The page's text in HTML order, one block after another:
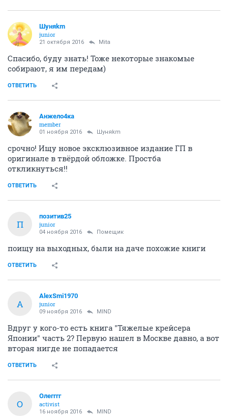
Шуняkm
junior
21 октября 2016 Mita
Спасибо, буду знать! Тоже некоторые знакомые
собирают, я им передам)
ОТВЕТИТЬ
Анжело4ка
member
01 ноября 2016 Шуняkm
срочно! Ищу новое эксклюзивное издание ГП в
оригинале в твёрдой обложке. Простба
откликнуться!!
ОТВЕТИТЬ
П
позитив25
junior
04 ноября 2016 Помещик
поищу на выходных, были на даче похожие книги
ОТВЕТИТЬ
A
AlexSmi1970
junior
09 ноября 2016 MIND
Вдруг у кого-то есть книга "Тяжелые крейсера
Японии" часть 2? Первую нашел в Москве давно, а вот
вторая нигде не попадается
ОТВЕТИТЬ
О
Олегггг
activist
16 ноября 2016 MIND